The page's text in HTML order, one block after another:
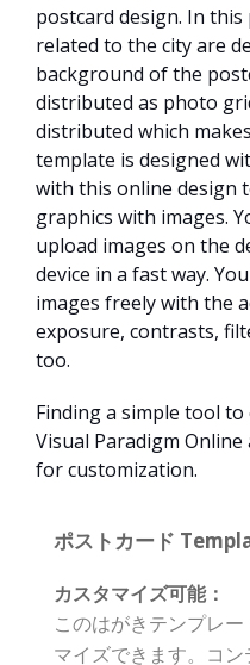
postcard design. In
related to the city are
background of the
distributed as photo
distributed which
template is designed
with this online design
graphics with images.
upload images on the
device in a fast way.
images freely with the
exposure, contrasts,
too.
Finding a simple tool
Visual Paradigm
for customization.
ポストカード
カスタマイズ可能：
このはがきテンプレ
マイズできます。コ